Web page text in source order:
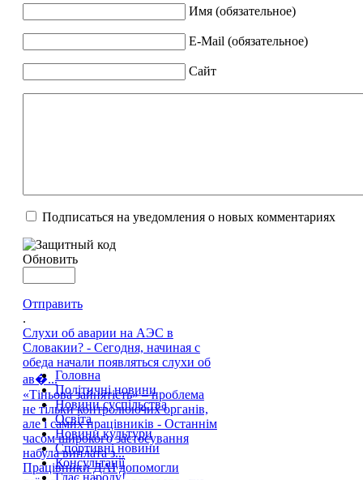
Имя (обязательное)
E-Mail (обязательное)
Сайт
Подписаться на уведомления о новых комментариях
Обновить
Отправить
.
Слухи об аварии на АЭС в
Словакии? - Сегодня, начиная с
обеда начали появляться слухи об
ав�...
«Тіньова зайнятість» – проблема
не тільки контролюючих органів,
але і самих працівників - Останнім
часом широкого застосування
набула виплата з...
Працівники ДАІ допомогли
Головна
Політичні новини
Новини суспільства
Освіта
Новини культури
Спортивні новини
Консультації